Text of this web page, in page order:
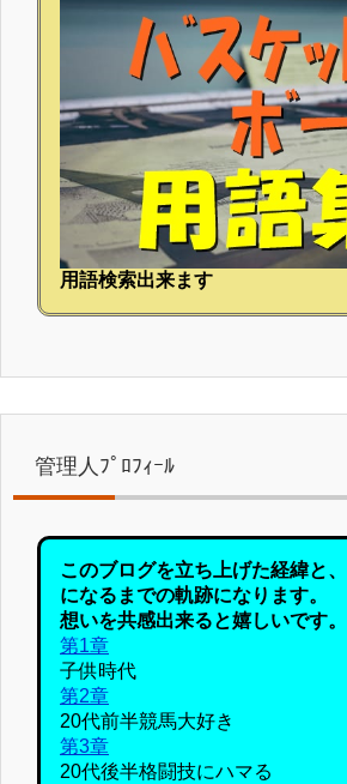
用語検索出来ます
管理人ﾌﾟﾛﾌｨｰﾙ
このブログを立ち上げた経緯と
になるまでの軌跡になります。
想いを共感出来ると嬉しいです。
第1章
子供時代
第2章
20代前半競馬大好き
第3章
20代後半格闘技にハマる